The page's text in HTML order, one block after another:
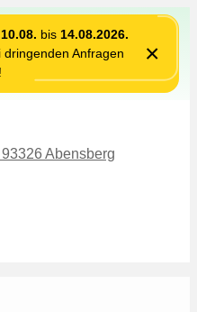
10.08. bis 14.08.2026.
Anfragen
×
Abensberg